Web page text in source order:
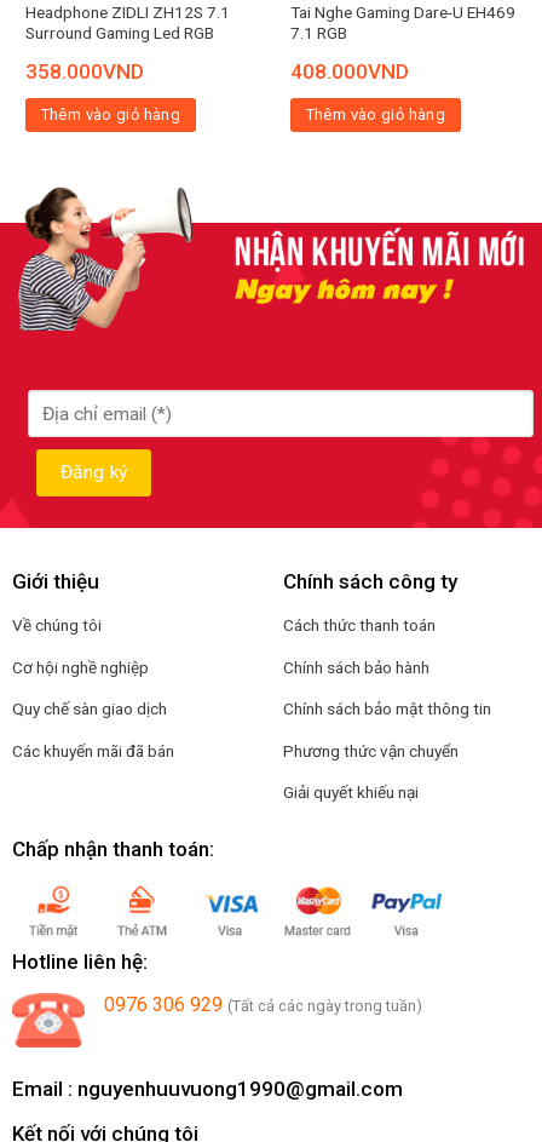
Headphone ZIDLI ZH12S 7.1
Surround Gaming Led RGB
358.000VND
Thêm vào giỏ hàng
Tai Nghe Gaming Dare-U EH469
7.1 RGB
408.000VND
Thêm vào giỏ hàng
Giới thiệu
Về chúng tôi
Cơ hội nghề nghiệp
Quy chế sàn giao dịch
Các khuyến mãi đã bán
Chính sách công ty
Cách thức thanh toán
Chính sách bảo hành
Chính sách bảo mật thông tin
Phương thức vận chuyển
Giải quyết khiếu nại
Chấp nhận thanh toán:
Hotline liên hệ:
0976 306 929 (Tất cả các ngày trong tuần)
Email : nguyenhuuvuong1990@gmail.com
Kết nối với chúng tôi